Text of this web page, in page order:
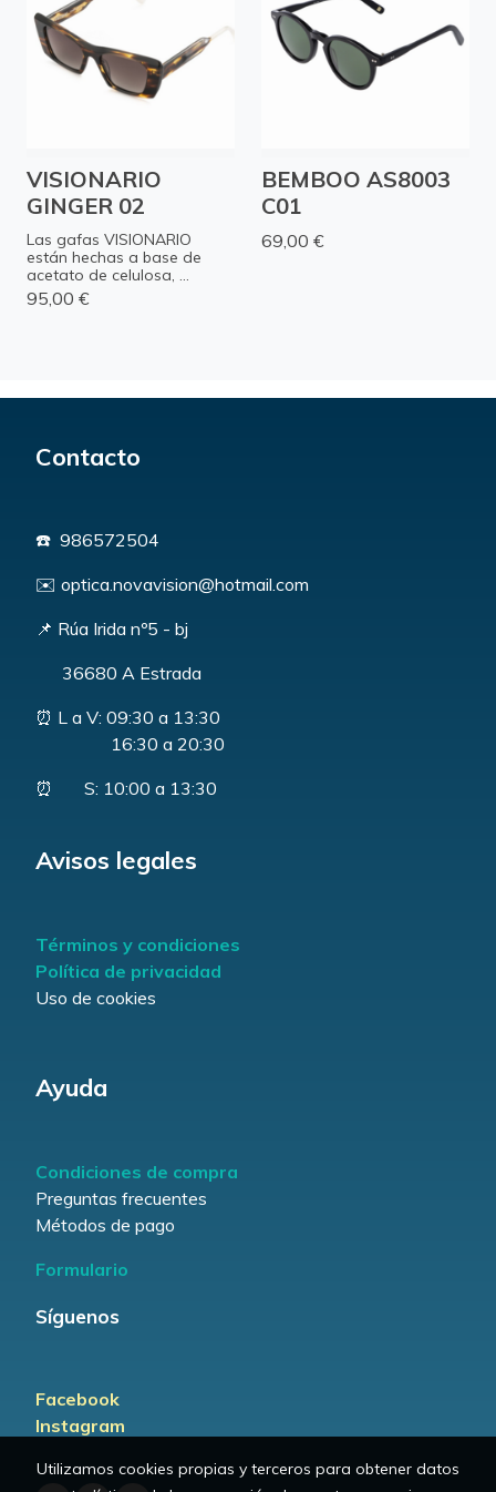
VISIONARIO
GINGER 02
Las gafas VISIONARIO
están hechas a base de
acetato de celulosa, ...
95,00 €
BEMBOO AS8003
C01
69,00 €
Contacto
☎️ 986572504
✉️ optica.novavision@hotmail.com
📌 Rúa Irida nº5 - bj
36680 A Estrada
⏰ L a V: 09:30 a 13:30
16:30 a 20:30
⏰ S: 10:00 a 13:30
Avisos legales
Términos y condiciones
Política de privacidad
Uso de cookies
Ayuda
Condiciones de compra
Preguntas frecuentes
Métodos de pago
Formulario
Síguenos
Facebook
Instagram
Utilizamos cookies propias y terceros para obtener datos